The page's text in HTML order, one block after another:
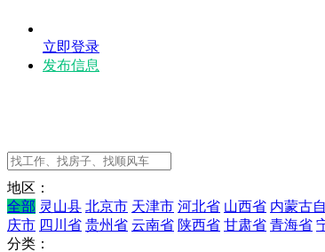
立即登录
发布信息
地区：
全部 灵山县 北京市 天津市 河北省 山西省 内蒙古
庆市 四川省 贵州省 云南省 陕西省 甘肃省 青海省
分类：